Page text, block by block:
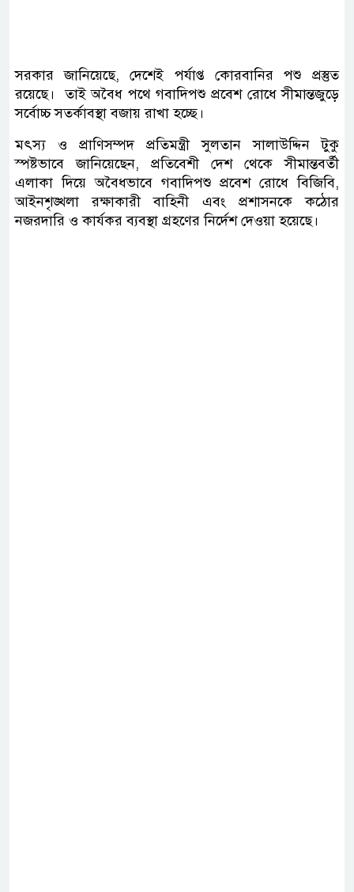
সরকার জানিয়েছে, দেশেই পর্যাপ্ত কোরবানির পশু প্রস্তুত
রয়েছে। তাই অবৈধ পথে গবাদিপশু প্রবেশ রোধে সীমান্তজুড়ে
সর্বোচ্চ সতর্কাবস্থা বজায় রাখা হচ্ছে।
মৎস্য ও প্রাণিসম্পদ প্রতিমন্ত্রী সুলতান সালাউদ্দিন টুকু
স্পষ্টভাবে জানিয়েছেন, প্রতিবেশী দেশ থেকে সীমান্তবর্তী
এলাকা দিয়ে অবৈধভাবে গবাদিপশু প্রবেশ রোধে বিজিবি,
আইনশৃঙ্খলা রক্ষাকারী বাহিনী এবং প্রশাসনকে কঠোর
নজরদারি ও কার্যকর ব্যবস্থা গ্রহণের নির্দেশ দেওয়া হয়েছে।